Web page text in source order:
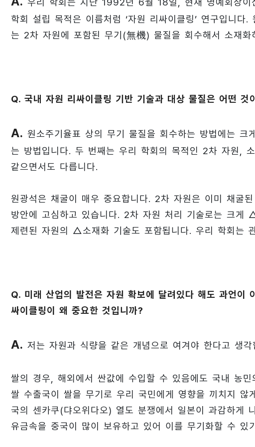
우리 학회는 지난 1992년 6월 18일, 현재 명예회장이
학회 설립 목적은 이름처럼 ‘자원 리싸이클링’ 연구입니
는 2차 자원에 포함된 무기(無機) 물질을 회수해서 소재
Q. 국내 자원 리싸이클링 기반 기술과 대상 물질은 어떤 것
A. 원소주기율표 상의 무기 물질을 회수하는 방법에는
는 방법입니다. 두 번째는 우리 학회의 목적인 2차 자원,
같으면서도 다릅니다.
원광석은 채굴이 매우 중요합니다. 2차 자원은 이미 채굴
방안에 고심하고 있습니다. 2차 자원 처리 기술로는 크
제련된 자원의 △소재화 기술도 포함됩니다. 우리 학회는
Q. 미래 산업의 발전은 자원 확보에 달려있다 해도 과언이
싸이클링이 왜 중요한 것입니까?
A. 저는 자원과 식량을 같은 개념으로 여겨야 한다고 생각
쌀의 경우, 해외에서 싼값에 수입할 수 있음에도 국내 농
쌀 수출국이 쌀을 무기로 우리 국민에게 영향을 끼치지 않
국의 센카쿠(댜오위다오) 열도 분쟁에서 일본이 과감하게
유금속을 중국이 많이 보유하고 있어 이를 무기화할 수 있